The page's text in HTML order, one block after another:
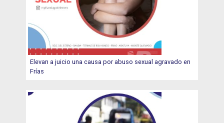
Elevan a juicio una causa por abuso sexual agravado en
Frías